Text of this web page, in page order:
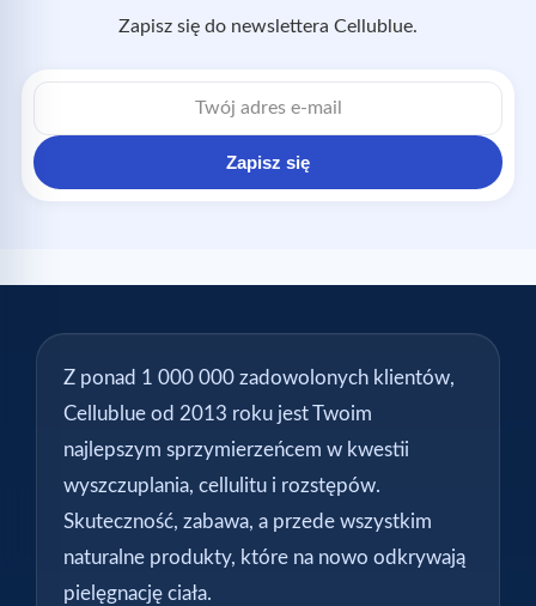
Zapisz się do newslettera Cellublue.
Zapisz się
Z ponad 1 000 000 zadowolonych klientów,
Cellublue od 2013 roku jest Twoim
najlepszym sprzymierzeńcem w kwestii
wyszczuplania, cellulitu i rozstępów.
Skuteczność, zabawa, a przede wszystkim
naturalne produkty, które na nowo odkrywają
pielęgnację ciała.